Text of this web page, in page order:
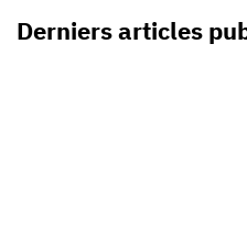
Derniers articles